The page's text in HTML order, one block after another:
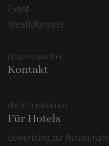
Event
Kreativformate
Ansprechpartner
Kontakt
Alle Informationen
Für Hotels
Bewerbung zur